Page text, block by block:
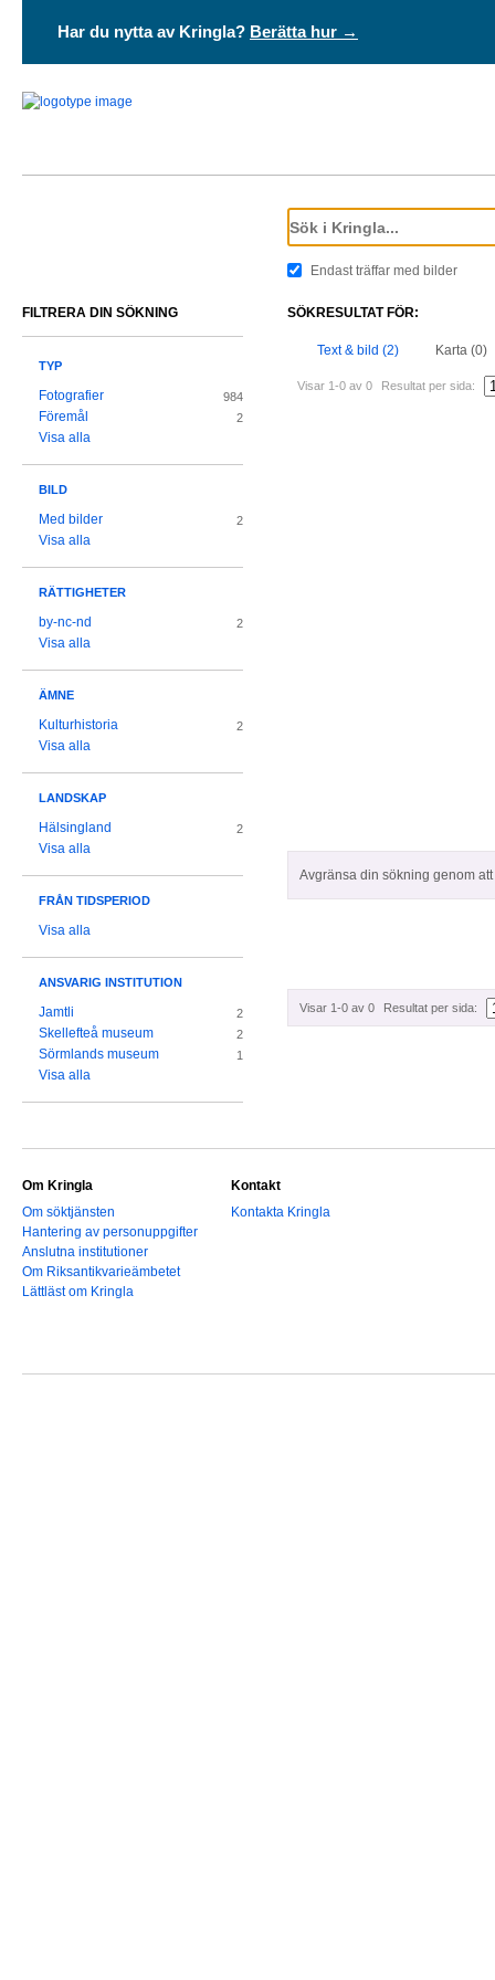
Har du nytta av Kringla? Berätta hur →
Endast träffar med bilder
SÖKRESULTAT FÖR:
Text & bild (2) Karta (0)
Visar 1-0 av 0 Resultat per sida:
Avgränsa din sökning genom
Visar 1-0 av 0 Resultat per sida:
FILTRERA DIN SÖKNING
TYP
Fotografier 984
Föremål 2
Visa alla
BILD
Med bilder 2
Visa alla
RÄTTIGHETER
by-nc-nd 2
Visa alla
ÄMNE
Kulturhistoria 2
Visa alla
LANDSKAP
Hälsingland 2
Visa alla
FRÅN TIDSPERIOD
Visa alla
ANSVARIG INSTITUTION
Jamtli 2
Skellefteå museum 2
Sörmlands museum 1
Visa alla
Om Kringla
Om söktjänsten
Hantering av personuppgifter
Anslutna institutioner
Om Riksantikvarieämbetet
Lättläst om Kringla
Kontakt
Kontakta Kringla